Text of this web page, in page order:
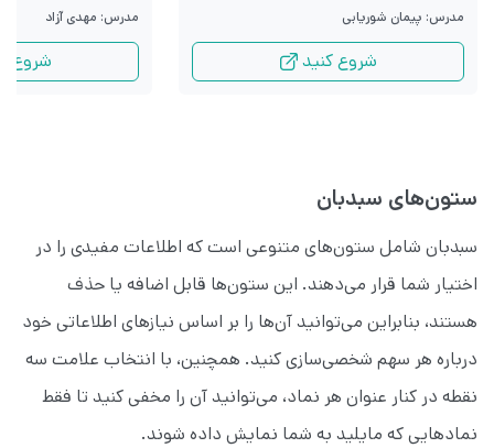
مدرس: پیمان شوریابی
شروع کنید
مدرس: مهدی آزاد
شروع
ستون‌های سبدبان
سبدبان شامل ستون‌های متنوعی است که اطلاعات مفیدی را در
اختیار شما قرار می‌دهند. این ستون‌ها قابل اضافه یا حذف
هستند، بنابراین می‌توانید آن‌ها را بر اساس نیازهای اطلاعاتی خود
درباره هر سهم شخصی‌سازی کنید. همچنین، با انتخاب علامت سه
نقطه در کنار عنوان هر نماد، می‌توانید آن را مخفی کنید تا فقط
نمادهایی که مایلید به شما نمایش داده شوند.